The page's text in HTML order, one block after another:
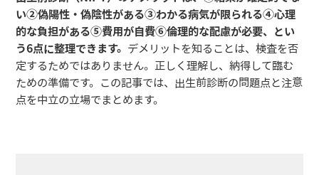
い②偽陽性・偽陰性がある③わかる病気が限られる④心理
的な負担がある⑤費用が自費⑥倫理的な配慮が必要、とい
う6点に整理できます。 デメリットを知ることは、検査を否
定するためではありません。正しく理解し、納得して臨む
ための準備です。この記事では、出生前診断の問題点と注意
点を中立の立場でまとめます。